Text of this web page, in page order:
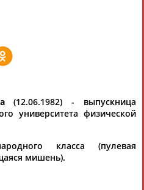
Рамазан
АБАЧАРАЕВ
(12.06.1982) - выпускница
университета физической
класса (пулевая
мишень).